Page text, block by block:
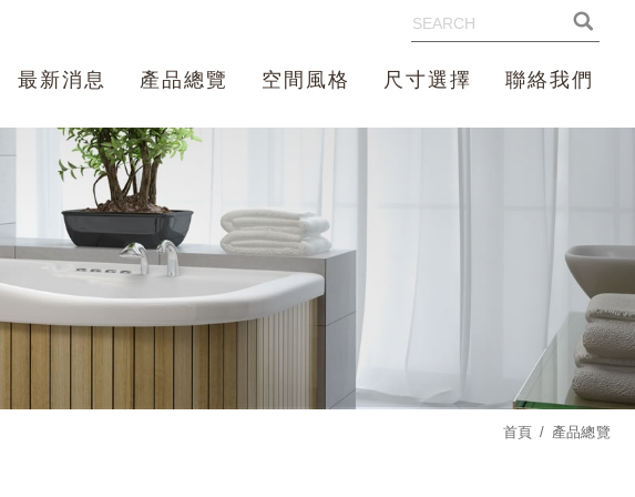
最新消息 產品總覽 空間風格 尺寸選擇 聯絡我們
首頁 產品總覽